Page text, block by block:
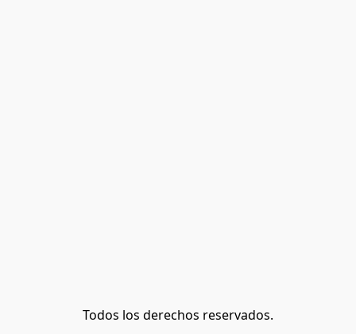
Todos los derechos reservados.